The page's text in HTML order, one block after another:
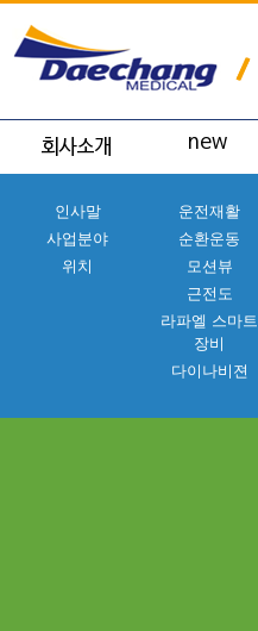
인사말
사업분야
위치
운전재활
순환운동
모션뷰
근전도
라파엘 스마트
장비
다이나비젼